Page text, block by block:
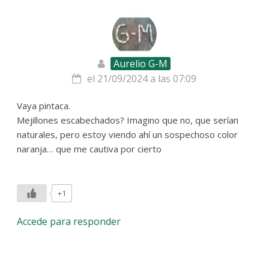
Aurelio G-M
el 21/09/2024 a las 07:09
Vaya pintaca.
Mejillones escabechados? Imagino que no, que serían
naturales, pero estoy viendo ahí un sospechoso color
naranja… que me cautiva por cierto
+1
Accede para responder